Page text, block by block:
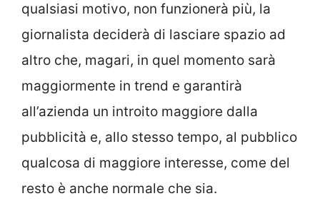
qualsiasi motivo, non funzionerà più, la
giornalista deciderà di lasciare spazio ad
altro che, magari, in quel momento sarà
maggiormente in trend e garantirà
all’azienda un introito maggiore dalla
pubblicità e, allo stesso tempo, al pubblico
qualcosa di maggiore interesse, come del
resto è anche normale che sia.